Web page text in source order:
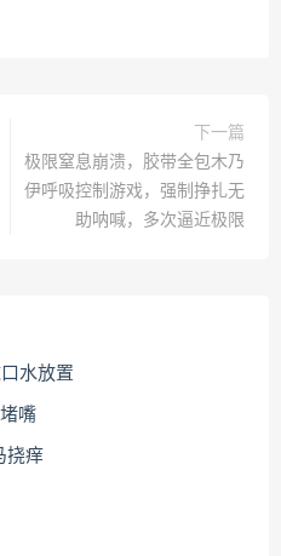
下一篇
极限窒息崩溃，胶带全包木乃
伊呼吸控制游戏，强制挣扎无
助呐喊，多次逼近极限
水放置
嘴
挠痒